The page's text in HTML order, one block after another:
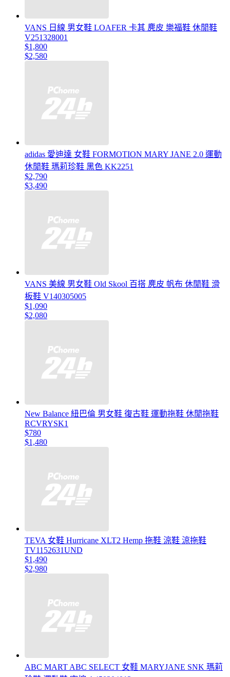
VANS 日線 男女鞋 LOAFER 卡其 麂皮 樂福鞋 休閒鞋
V251328001
$1,800
$2,580
adidas 愛迪達 女鞋 FORMOTION MARY JANE 2.0 運動
休閒鞋 瑪莉珍鞋 黑色 KK2251
$2,790
$3,490
VANS 美線 男女鞋 Old Skool 百搭 麂皮 帆布 休閒鞋 滑
板鞋 V140305005
$1,090
$2,080
New Balance 紐巴倫 男女鞋 復古鞋 運動拖鞋 休閒拖鞋
RCVRYSK1
$780
$1,480
TEVA 女鞋 Hurricane XLT2 Hemp 拖鞋 涼鞋 涼拖鞋
TV1152631UND
$1,490
$2,980
ABC MART ABC SELECT 女鞋 MARYJANE SNK 瑪莉